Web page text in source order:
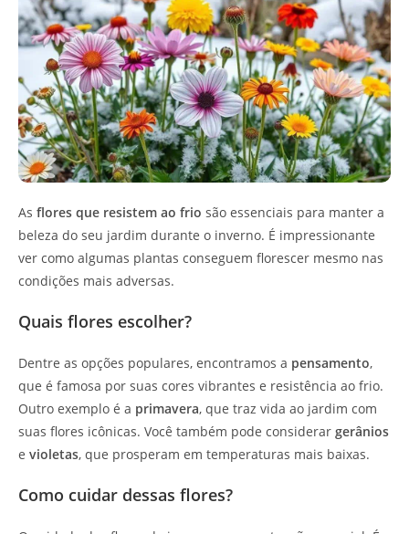
As flores que resistem ao frio são essenciais para manter a
beleza do seu jardim durante o inverno. É impressionante
ver como algumas plantas conseguem florescer mesmo nas
condições mais adversas.
Quais flores escolher?
Dentre as opções populares, encontramos a pensamento,
que é famosa por suas cores vibrantes e resistência ao frio.
Outro exemplo é a primavera, que traz vida ao jardim com
suas flores icônicas. Você também pode considerar gerânios
e violetas, que prosperam em temperaturas mais baixas.
Como cuidar dessas flores?